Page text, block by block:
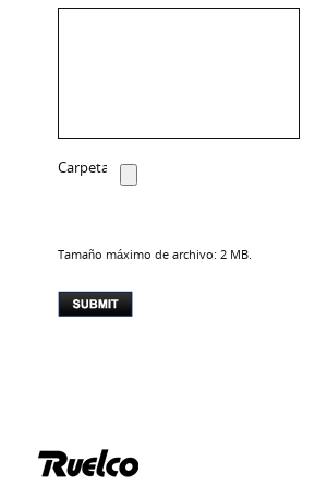
Carpeta
Tamaño máximo de archivo: 2 MB.